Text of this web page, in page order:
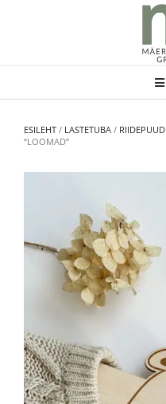
ESILEHT / LASTETUBA / RIIDEPUUD
“LOOMAD”